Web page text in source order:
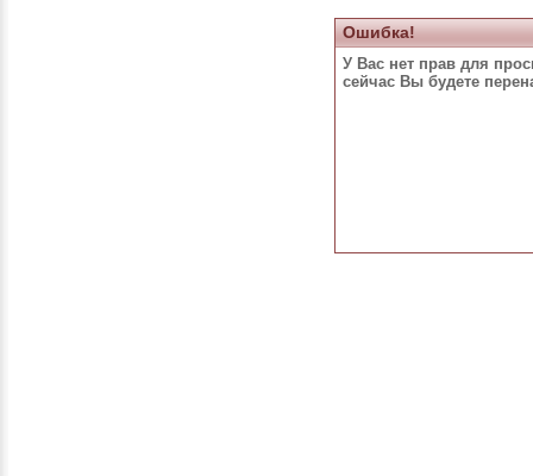
Ошибка!
У Вас нет прав для
сейчас Вы будете